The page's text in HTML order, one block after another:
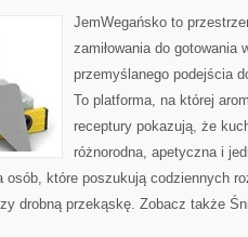
JemWegańsko to
zamiłowania do gotowania
przemyślanego podejścia
To platforma, na której
receptury pokazują, że
różnorodna, apetyczna i
osób, które poszukują codziennych
drobną przekąskę. Zobacz także